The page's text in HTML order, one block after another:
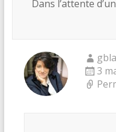
Dans l’attente
3